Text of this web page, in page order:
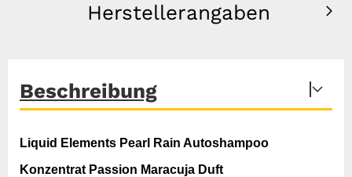
Herstellerangaben
Beschreibung
Liquid Elements Pearl Rain Autoshampoo
Konzentrat Passion Maracuja Duft